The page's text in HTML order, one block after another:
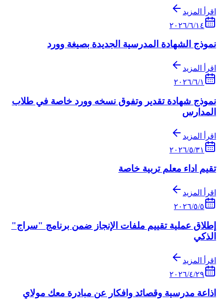
اقرأ المزيد
١٤‏/٦‏/٢٠٢٦
نموذج الشهادة المدرسية الجديدة بصيغة وورد
اقرأ المزيد
١‏/٦‏/٢٠٢٦
نموذج شهادة تقدير وتفوق نسخه وورد خاصة في طلاب
المدارس
اقرأ المزيد
٣١‏/٥‏/٢٠٢٦
تقيم اداء معلم تربية خاصة
اقرأ المزيد
٥‏/٥‏/٢٠٢٦
إطلاق عملية تقييم ملفات الإنجاز ضمن برنامج "سراج"
الذكي
اقرأ المزيد
٢٩‏/٤‏/٢٠٢٦
اذاعة مدرسية وقصائد وافكار عن مبادرة معك مولاي